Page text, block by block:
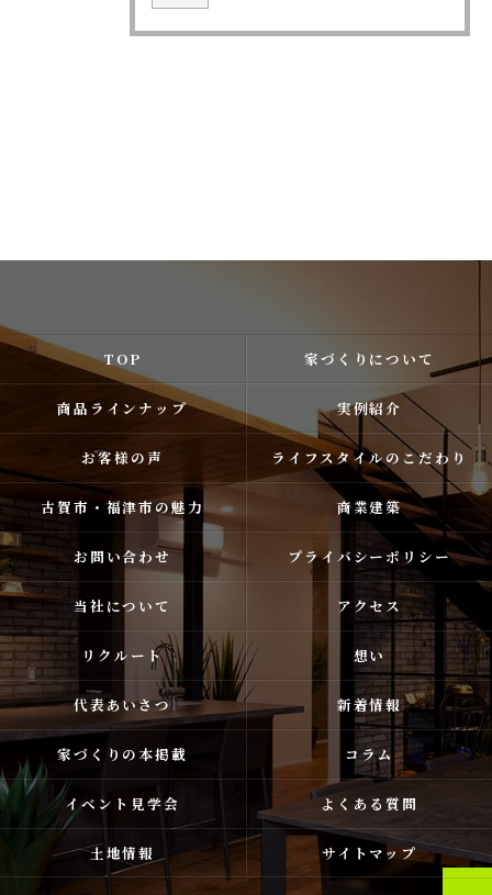
TOP 家づくりについて
商品ラインナップ 実例紹介
お客様の声 ライフスタイルのこだわり
古賀市・福津市の魅力 商業建築
お問い合わせ プライバシーポリシー
当社について アクセス
リクルート 想い
代表あいさつ 新着情報
家づくりの本掲載 コラム
イベント見学会 よくある質問
土地情報 サイトマップ